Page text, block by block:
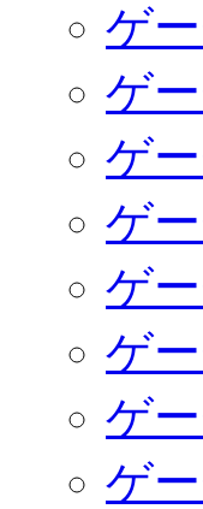
ゲ
ゲ
ゲ
ゲ
ゲ
ゲ
ゲ
ゲ